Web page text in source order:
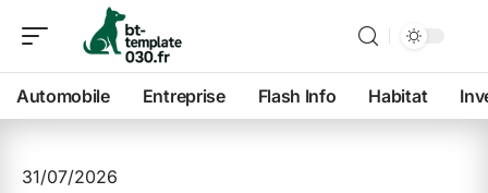
Automobile Entreprise Flash Info Habitat
31/07/2026